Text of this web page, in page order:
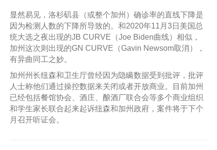
显然易见，洛杉矶县（或整个加州）确诊率的直线下降是
因为检测人数的下降所导致的。和2020年11月3日美国总
统大选之夜出现的JB CURVE（Joe Biden曲线）相似，
加州这次则出现的GN CURVE（Gavin Newsom取消），
有异曲同工之妙。
加州州长纽森和卫生厅曾经因为隐瞒数据受到批评，批评
人士称他们通过操控数据来关闭或者开放商业。目前加州
已经包括餐馆协会、酒庄、酿酒厂联合会等多个商业组织
和学生家长联合起来起诉纽森和加州政府，案件将于下个
月召开听证会。